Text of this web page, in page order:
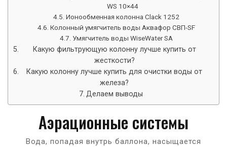
WS 10×44
Ионообменная колонна Clack 1252
Колонный умягчитель воды Аквафор СВП-SF
Умягчитель воды WiseWater SA
Какую фильтрующую колонну лучше купить от
жесткости?
Какую колонну лучше купить для очистки воды от
железа?
Делаем выводы
Аэрационные системы
Вода, попадая внутрь баллона, насыщается